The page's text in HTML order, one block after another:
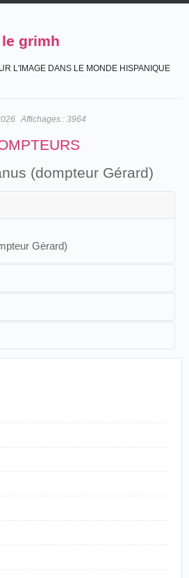
le grimh
L'IMAGE DANS LE MONDE HISPANIQUE
Affichages : 3964
(dompteur Gérard)
Gérard)
40 fr.